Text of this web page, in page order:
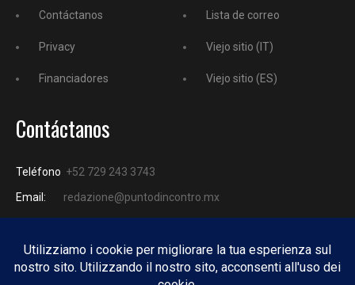
Contáctanos
Privacy
Financiadores
Lista de correo
Viejo sitio (IT)
Viejo sitio (ES)
Contáctanos
Teléfono +52 729 243 3743
Email:
redazione@puntodincontro.mx
PUNTODINCONTRO